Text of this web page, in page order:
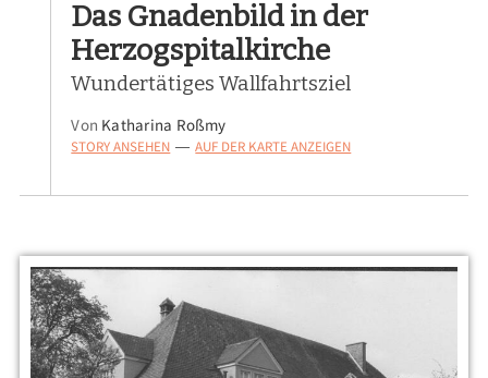
Das Gnadenbild in der
Herzogspitalkirche
Wundertätiges Wallfahrtsziel
Von Katharina Roßmy
STORY ANSEHEN — AUF DER KARTE ANZEIGEN